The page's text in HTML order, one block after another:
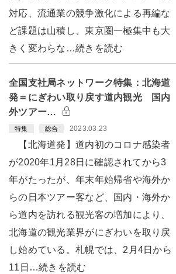
対応、流通業の競争激化による再編な
ど課題は山積し、東京圏一極集中も大
きく変わらな…続きを読む
全国支社局ネットワーク特集：北海道
発＝にぎわい取り戻す道内観光 国内
外ツアー…
特集 総合 2023.03.23
【北海道発】道内初のコロナ感染者
が2020年1月28日に確認されてから3
年がたったが、年末年始帰省や海外か
らの日本ツアー客など、国内・海外か
ら道内を訪れる観光客の増加により、
北海道の観光業界がにぎわいを取り戻
し始めている。札幌では、2月4日から
11日…続きを読む